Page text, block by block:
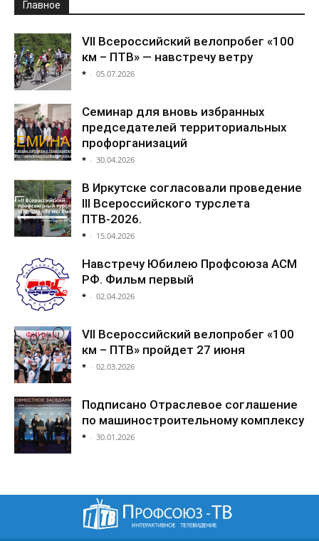
Главное
VII Всероссийский велопробег «100
км – ПТВ» — навстречу ветру
* - 05.07.2026
Семинар для вновь избранных
председателей территориальных
профорганизаций
* - 30.04.2026
В Иркутске согласовали проведение
III Всероссийского турслета
ПТВ-2026.
* - 15.04.2026
Навстречу Юбилею Профсоюза АСМ
РФ. Фильм первый
* - 02.04.2026
VII Всероссийский велопробег «100
км – ПТВ» пройдет 27 июня
* - 02.03.2026
Подписано Отраслевое соглашение
по машиностроительному комплексу
* - 30.01.2026